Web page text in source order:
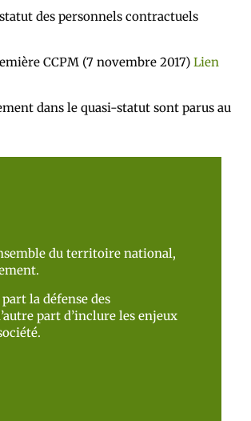
des personnels contractuels
CCPM (7 novembre 2017) Lien
dans le quasi-statut sont parus au
du territoire national,
la défense des
part d’inclure les enjeux